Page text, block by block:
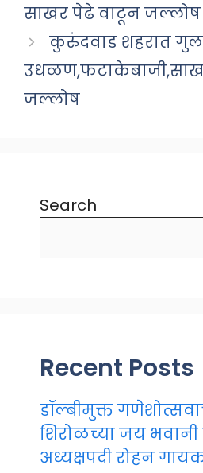
साखर पेढे वाटून जल्लोष
कुरुंदवाड शहरात
जल्लोष
Search
Recent Posts
डॉल्बीमुक्त
शिरोळच्या जय
अध्यक्षपदी रोहन